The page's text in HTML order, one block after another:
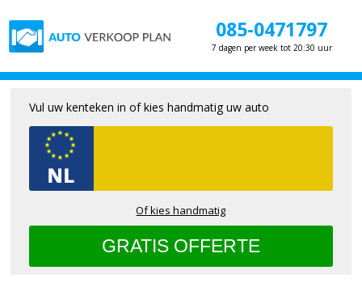
085-0471797
7 dagen per week tot 20:30 uur
Vul uw kenteken in of kies handmatig uw auto
Of kies handmatig